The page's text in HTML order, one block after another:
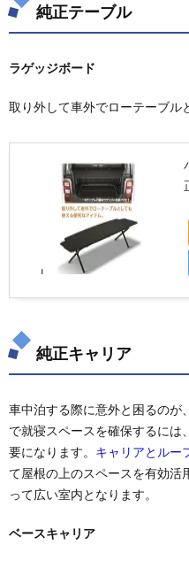
純正テーブル
ラゲッジボード
取り外して車外でローテーブル
純正キャリア
車中泊する際に意外と困るのが
で就寝スペースを確保するには
要になります。 キャリアとルー
て屋根の上のスペースを有効活
って広い室内となります。
ベースキャリア